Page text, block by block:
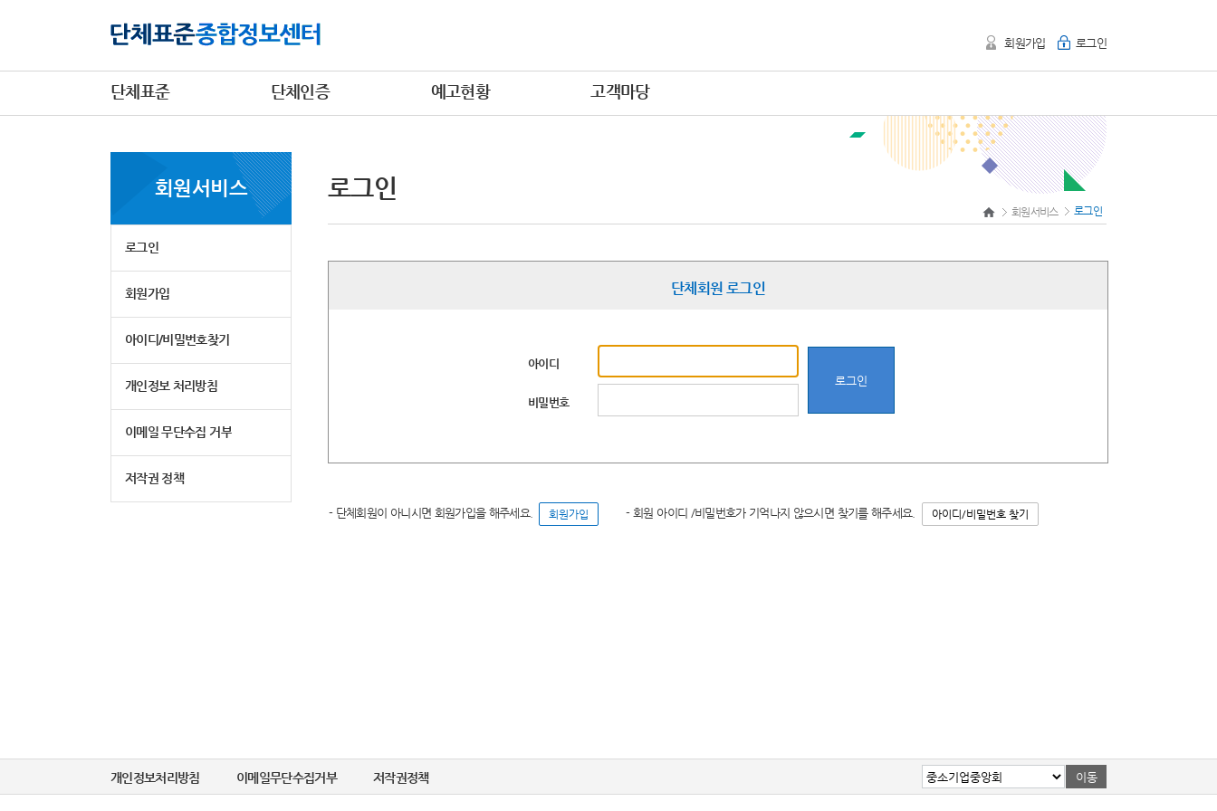
회원가입 로그인
단체표준 단체인증 예고현황 고객마당
회원서비스
로그인
회원가입
아이디/비밀번호찾기
개인정보 처리방침
이메일 무단수집 거부
저작권 정책
로그인
회원서비스 로그인
단체회원 로그인
아이디
비밀번호
로그인
- 단체회원이 아니시면 회원가입을 해주세요. - 회원 아이디 /비밀번호가 기억나지 않으시면 찾기를 해주세요.
개인정보처리방침 이메일무단수집거부 저작권정책